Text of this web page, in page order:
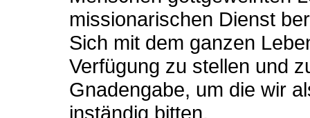
missionarischen Dienst
Sich mit dem ganzen
Verfügung zu stellen und
Gnadengabe, um die wir
inständig bitten.